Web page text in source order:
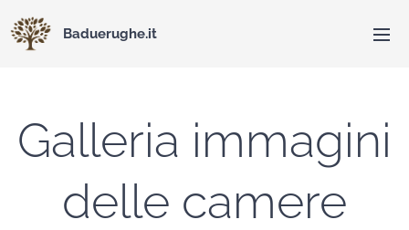
Baduerughe.it
Galleria immagini
delle camere